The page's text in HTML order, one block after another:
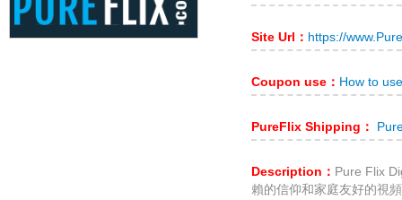
Site Url： https://
Coupon use： How to
PureFlix Shipping：
Description： Pure Flix
賴的信仰和家庭友好的視